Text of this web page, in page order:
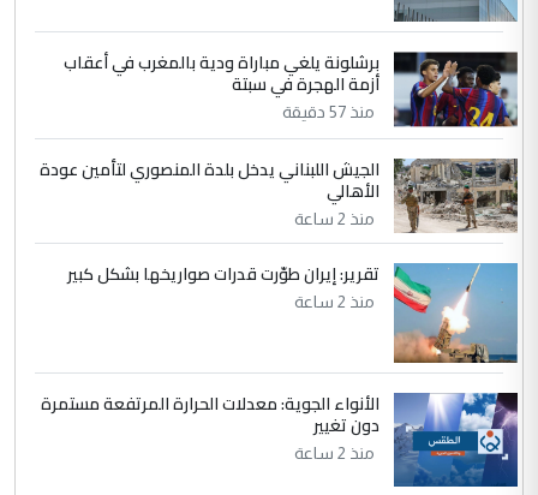
4 سردار
التعليق : واحد من عصابة علي ماما يسقط
جنسية الرافد الثالث للعراق ومن اصول عريقة
ابا فرات ...
الموضوع :
الجواهري يرد على صدام حسين سل
مضجعيك يابن الزنا (نص كامل)
التعليق : تحياتي لك استاذ حامدتركان. كلام
دقيق ومسؤول؛ فالاستثمار الحقيقي للإنسان
وثروات البلد يعتمد على الكفاءة ...
الموضوع :
بين الإهمال واغتصاب الأرض.. بلاد
الرافدين تعاني الجفاف والتصحر!!
برشلونة يلغي مباراة ودية بالمغرب في أعقاب
أزمة الهجرة في سبتة
منذ 57 دقيقة
الجيش اللبناني يدخل بلدة المنصوري لتأمين عودة
الأهالي
منذ 2 ساعة
تقرير: إيران طوّرت قدرات صواريخها بشكل كبير
منذ 2 ساعة
الأنواء الجوية: معدلات الحرارة المرتفعة مستمرة
دون تغيير
منذ 2 ساعة